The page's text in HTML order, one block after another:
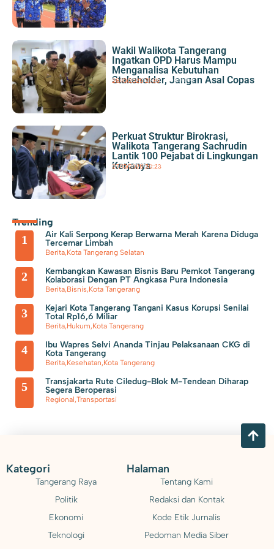
Polsek Neglasari Tangkap Pengedar Obat Keras dengan 1.785
Barang Bukti
Wakil Walikota Tangerang
Ingatkan OPD Harus Mampu
Menganalisa Kebutuhan
Stakeholder, Jangan Asal Copas
28/10/2025|21:35
ASN,Berita,Kota Tangerang
Perkuat Struktur Birokrasi,
Walikota Tangerang Sachrudin
Lantik 100 Pejabat di Lingkungan
Kerjanya
27/10/2025|20:23
ASN,Berita,Kota Tangerang
Trending
1
Air Kali Serpong Kerap Berwarna Merah Karena Diduga
Tercemar Limbah
Berita,Kota Tangerang Selatan
2
Kembangkan Kawasan Bisnis Baru Pemkot Tangerang
Kolaborasi Dengan PT Angkasa Pura Indonesia
Berita,Bisnis,Kota Tangerang
3
Kejari Kota Tangerang Tangani Kasus Korupsi Senilai
Total Rp16,6 Miliar
Berita,Hukum,Kota Tangerang
4
Ibu Wapres Selvi Ananda Tinjau Pelaksanaan CKG di
Kota Tangerang
Berita,Kesehatan,Kota Tangerang
5
Transjakarta Rute Ciledug-Blok M-Tendean Diharap
Segera Beroperasi
Regional,Transportasi
Kategori
Tangerang Raya
Politik
Ekonomi
Teknologi
Halaman
Tentang Kami
Redaksi dan Kontak
Kode Etik Jurnalis
Pedoman Media Siber